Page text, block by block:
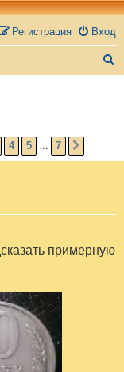
Вход
Регистрация
ИЗ7
4 5 … 7
примерную